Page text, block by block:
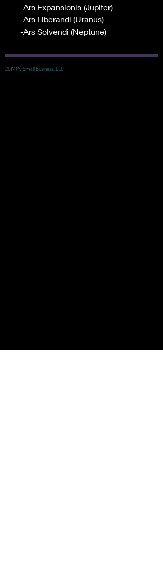
-Ars Expansionis (Jupiter)
-Ars Liberandi (Uranus)
-Ars Solvendi (Neptune)
2017 My Small Business, LLC